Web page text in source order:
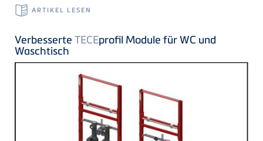
ARTIKEL LESEN
Verbesserte TECEprofil Module für WC und
Waschtisch